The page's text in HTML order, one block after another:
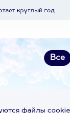
круглый год
Все
файлы cookie